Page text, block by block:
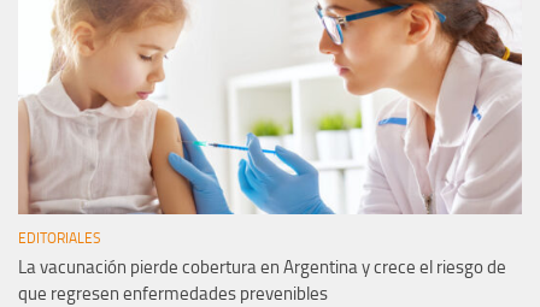
EDITORIALES
La vacunación pierde cobertura en Argentina y crece el riesgo de
que regresen enfermedades prevenibles